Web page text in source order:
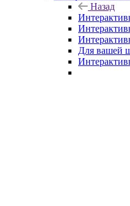
Назад
Для вашей